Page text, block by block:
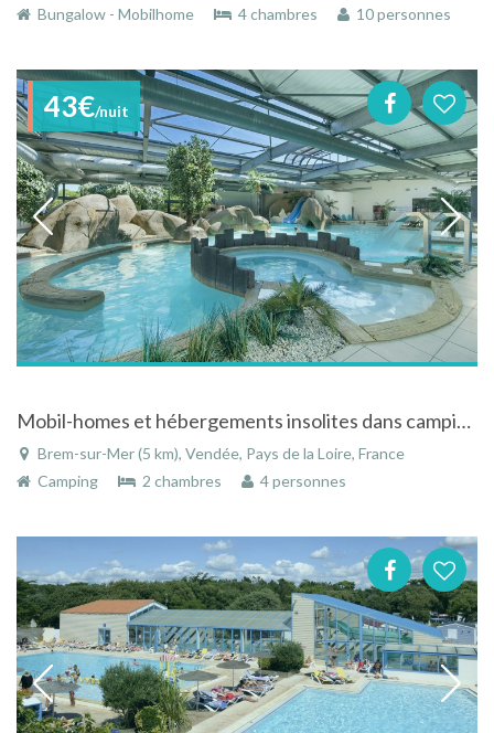
Bungalow - Mobilhome
4 chambres 10 personnes
43€/nuit
Mobil-homes et hébergements insolites dans camping entre mer et forêt près des sables d'olonne avec complexe aquatique
Brem-sur-Mer (5 km), Vendée, Pays de la Loire, France
Camping
2 chambres 4 personnes